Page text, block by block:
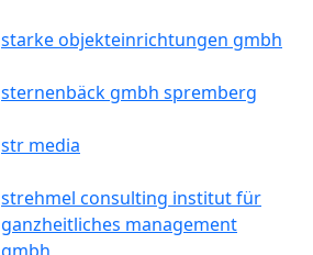
starke objekteinrichtungen gmbh
sternenbäck gmbh spremberg
str media
strehmel consulting institut für
ganzheitliches management